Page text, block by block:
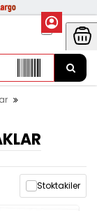
Stoktakiler